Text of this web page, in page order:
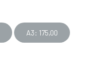
A3: 175,00